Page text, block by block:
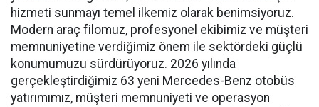
hizmeti sunmayı temel ilkemiz olarak benimsiyoruz.
Modern araç filomuz, profesyonel ekibimiz ve müşteri
memnuniyetine verdiğimiz önem ile sektördeki güçlü
konumumuzu sürdürüyoruz. 2026 yılında
gerçekleştirdiğimiz 63 yeni Mercedes-Benz otobüs
yatırımımız, müşteri memnuniyeti ve operasyon